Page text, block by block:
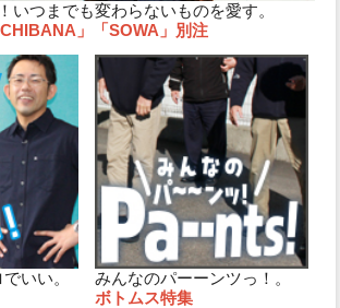
いつまでも変わらないものを愛す。
」「SOWA」別注
いい。
みんなのパーーンツっ！。
ボトムス特集